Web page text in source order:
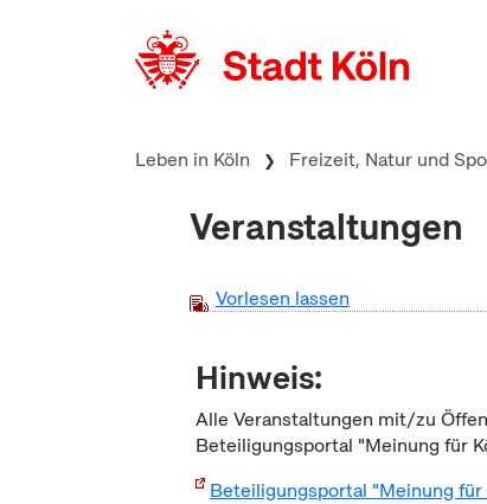
Leben in Köln Freizeit, Natur und
Veranstaltungen
Vorlesen lassen
Hinweis:
Alle Veranstaltungen mit/zu
Beteiligungsportal "Meinung für
Beteiligungsportal "Meinung für